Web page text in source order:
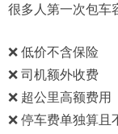
很多人第一次包车
❌ 低价不含保险
❌ 司机额外收费
❌ 超公里高额费用
❌ 停车费单独算且